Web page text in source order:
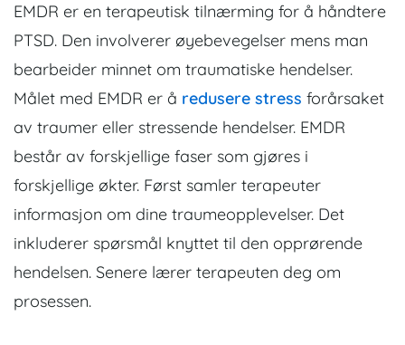
EMDR er en terapeutisk tilnærming for å håndtere
PTSD. Den involverer øyebevegelser mens man
bearbeider minnet om traumatiske hendelser.
Målet med EMDR er å redusere stress forårsaket
av traumer eller stressende hendelser. EMDR
består av forskjellige faser som gjøres i
forskjellige økter. Først samler terapeuter
informasjon om dine traumeopplevelser. Det
inkluderer spørsmål knyttet til den opprørende
hendelsen. Senere lærer terapeuten deg om
prosessen.